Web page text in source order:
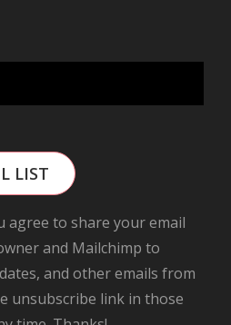
LIST
agree to share your email
and Mailchimp to
and other emails from
unsubscribe link in those